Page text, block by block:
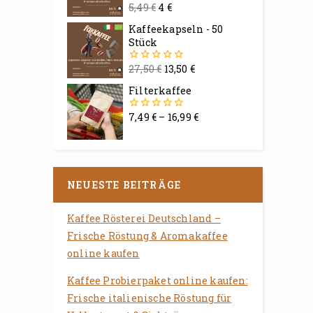
0
5
5,49€4 €
Kaffeekapseln - 50
Stück
0
5
27,50€ 13,50 €
Filterkaffee
0
7,49 € – 16,99€
NEUESTE BEITRÄGE
Kaffee Rösterei Deutschland –
Frische Röstung & Aromakaffee
online kaufen
Kaffee Probierpaket online kaufen:
Frische italienische Röstung für